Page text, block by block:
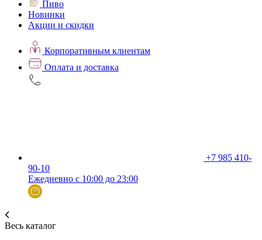
Пиво
Новинки
Акции и скидки
Корпоративным клиентам
Оплата и доставка
+7 985 410-
90-10
Ежедневно с 10:00 до 23:00
Весь каталог